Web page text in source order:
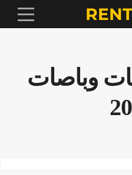
وباصات